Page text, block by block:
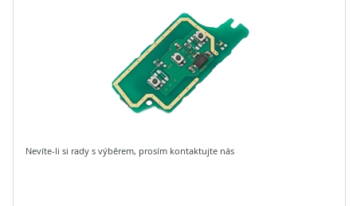
Nevíte-li si rady s výběrem, prosím kontaktujte nás